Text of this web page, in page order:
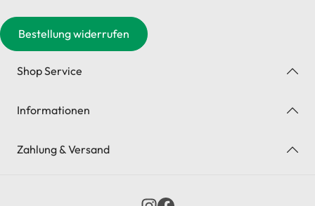
Bestellung widerrufen
Shop Service
Informationen
Zahlung & Versand